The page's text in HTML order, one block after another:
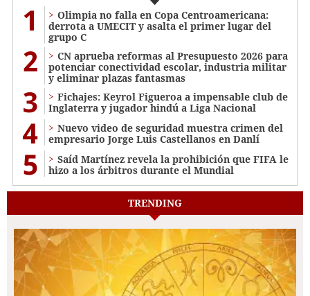
1
Olimpia no falla en Copa Centroamericana:
derrota a UMECIT y asalta el primer lugar del
grupo C
2
CN aprueba reformas al Presupuesto 2026 para
potenciar conectividad escolar, industria militar
y eliminar plazas fantasmas
3
Fichajes: Keyrol Figueroa a impensable club de
Inglaterra y jugador hindú a Liga Nacional
4
Nuevo video de seguridad muestra crimen del
empresario Jorge Luis Castellanos en Danlí
5
Saíd Martínez revela la prohibición que FIFA le
hizo a los árbitros durante el Mundial
TRENDING